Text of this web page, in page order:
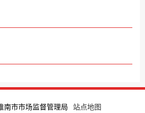
南市市场监督管理局 站点地图